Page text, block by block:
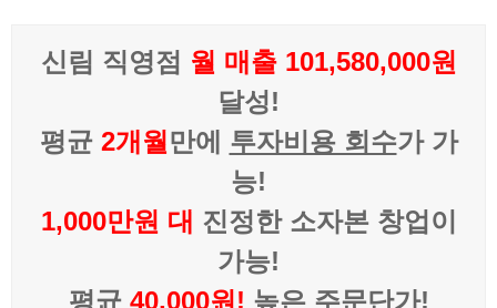
신림 직영점 월 매출 101,580,000원
달성!
평균 2개월만에 투자비용 회수가 가
능!
1,000만원 대 진정한 소자본 창업이
가능!
평균 40,000원! 높은 주문단가!